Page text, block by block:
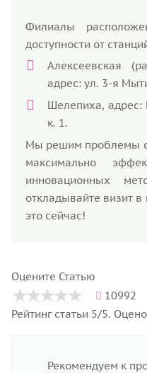
Филиалы
доступности от
Алексеевская
адрес: ул. 3-я
Шелепиха, адрес:
к. 1.
Мы решим проблемы с
максимально
инновационных
откладывайте визит в
это сейчас!
Оцените Статью
10992
Рейтинг статьи 5/5.
Рекомендуем к